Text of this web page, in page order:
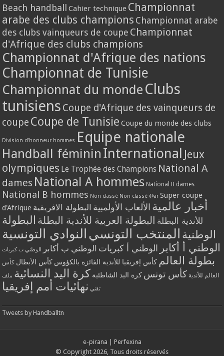
Beach handball Cahier technique Championnat
arabe des clubs champions Championnat arabe
des clubs vainqueurs de coupe Championnat
d'Afrique des clubs champions
Championnat d'Afrique des nations
Championnat de Tunisie
Championnat du monde Clubs
tunisiens Coupe d'Afrique des vainqueurs de
coupe Coupe de Tunisie Coupe du monde des clubs
Division d'honneur hommes Equipe nationale
Handball féminin International Jeux
olympiques Le Trophée des Champions National A
dames National A hommes National B dames
National B hommes Non classé Non classé @ar Super coupe
d'Afrique
أخبار عالمية الألعاب الأولمبية البطولة الافريقية
للأندية البطلة البطولة العربية للأندية البطلة البطولة
الوطنية المنتخب التونسي النوادي التونسية
الوطني أ أكابر الوطني أ كبريات الوطني ب أكابر الوطني ب كبريات
بطولة العالم كأس إفريقيا للأندية الفائزة بالكؤوس كأس الأبطال كأس
العالم للأندية كأس تونس كرة اليد الشاطئية كرة اليد النسائية ملف
تقني نهائيات أمم إفريقيا
Tweets by Handballtn
e-pirana
Perfexina
© Copyright 2026, Tous droits réservés